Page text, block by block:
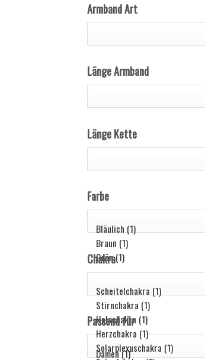
Armband Art
Länge Armband
Länge Kette
Farbe
Chakra
Passend für